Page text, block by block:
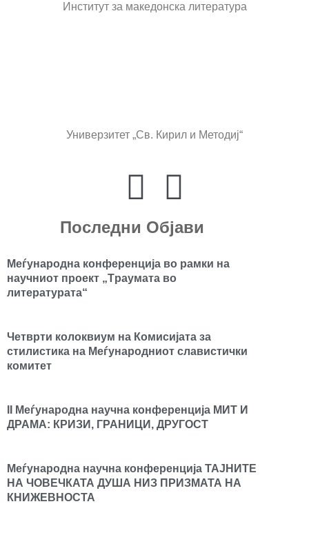
Институт за македонска литература
Универзитет „Св. Кирил и Методиј“
Последни Објави
Mеѓународна конференција во рамки на
научниот проект „Tраумата во
литературата“
Четврти колоквиум на Комисијата за
стилистика на Меѓународниот славистички
комитет
II Меѓународна научна конференција МИТ И
ДРАМА: КРИЗИ, ГРАНИЦИ, ДРУГОСТ
Меѓународна научна конференција ТАЈНИТЕ
НА ЧОВЕЧКАТА ДУША НИЗ ПРИЗМАТА НА
КНИЖЕВНОСТА